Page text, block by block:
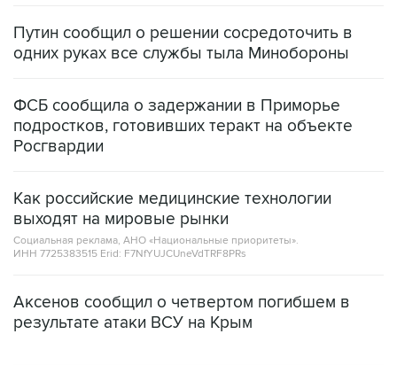
Путин сообщил о решении сосредоточить в
одних руках все службы тыла Минобороны
ФСБ сообщила о задержании в Приморье
подростков, готовивших теракт на объекте
Росгвардии
Как российские медицинские технологии
выходят на мировые рынки
Социальная реклама, АНО «Национальные приоритеты».
ИНН 7725383515 Erid: F7NfYUJCUneVdTRF8PRs
Аксенов сообщил о четвертом погибшем в
результате атаки ВСУ на Крым